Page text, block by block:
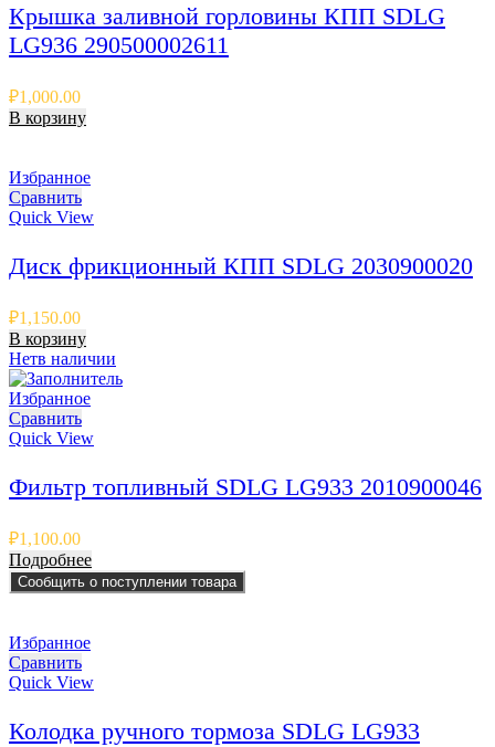
Крышка заливной горловины КПП SDLG
LG936 290500002611
₽1,000.00
В корзину
Избранное
Сравнить
Quick View
Диск фрикционный КПП SDLG 2030900020
₽1,150.00
В корзину
Нетв наличии
Избранное
Сравнить
Quick View
Фильтр топливный SDLG LG933 2010900046
₽1,100.00
Подробнее
Сообщить о поступлении товара
Избранное
Сравнить
Quick View
Колодка ручного тормоза SDLG LG933